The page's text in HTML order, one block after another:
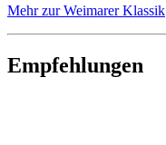
Mehr zur Weimarer Klassik
Empfehlungen